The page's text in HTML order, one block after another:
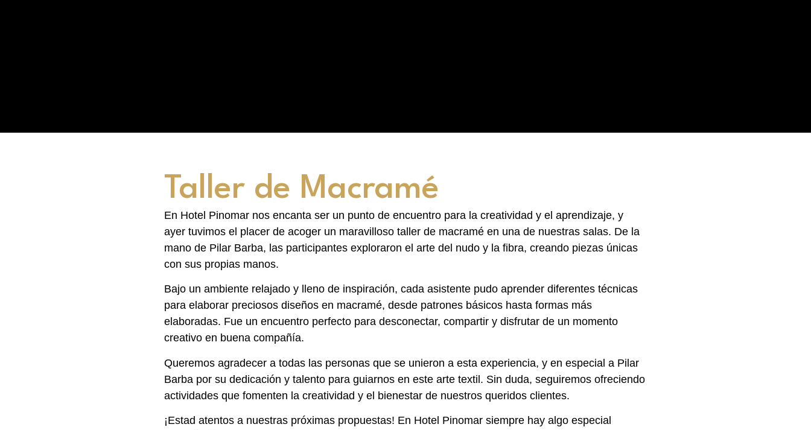
Taller de Macramé
En Hotel Pinomar nos encanta ser un punto de encuentro para la creatividad y el aprendizaje, y
ayer tuvimos el placer de acoger un maravilloso taller de macramé en una de nuestras salas. De la
mano de Pilar Barba, las participantes exploraron el arte del nudo y la fibra, creando piezas únicas
con sus propias manos.
Bajo un ambiente relajado y lleno de inspiración, cada asistente pudo aprender diferentes técnicas
para elaborar preciosos diseños en macramé, desde patrones básicos hasta formas más
elaboradas. Fue un encuentro perfecto para desconectar, compartir y disfrutar de un momento
creativo en buena compañía.
Queremos agradecer a todas las personas que se unieron a esta experiencia, y en especial a Pilar
Barba por su dedicación y talento para guiarnos en este arte textil. Sin duda, seguiremos ofreciendo
actividades que fomenten la creatividad y el bienestar de nuestros queridos clientes.
¡Estad atentos a nuestras próximas propuestas! En Hotel Pinomar siempre hay algo especial